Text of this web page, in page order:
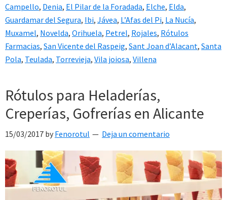
Campello, Denia, El Pilar de la Foradada, Elche, Elda,
Guardamar del Segura, Ibi, Jávea, L’Afas del Pi, La Nucía,
Muxamel, Novelda, Orihuela, Petrel, Rojales, Rótulos
Farmacias, San Vicente del Raspeig, Sant Joan d’Alacant, Santa
Pola, Teulada, Torrevieja, Vila joiosa, Villena
Rótulos para Heladerías,
Creperías, Gofrerías en Alicante
15/03/2017 by Fenorotul Deja un comentario